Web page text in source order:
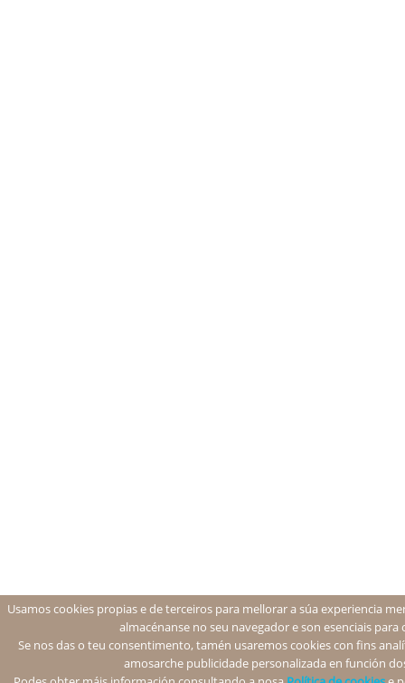
Usamos cookies propias e de terceiros para mellorar a súa experiencia
almacénanse no seu navegador e son esenciais
Se nos das o teu consentimento, tamén usaremos cookies con fins
amosarche publicidade personalizada en función